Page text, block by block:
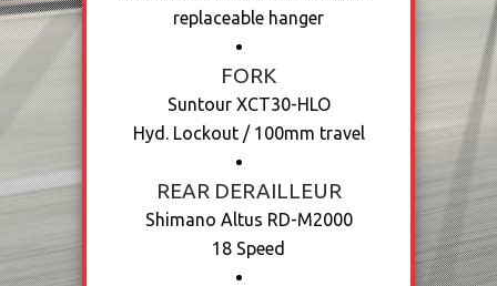
replaceable hanger
FORK
Suntour XCT30-HLO
Hyd. Lockout / 100mm travel
REAR DERAILLEUR
Shimano Altus RD-M2000
18 Speed